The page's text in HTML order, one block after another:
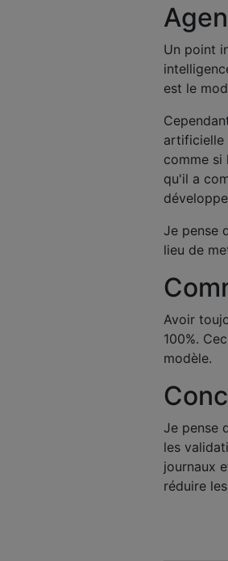
Un point
est le
artificielle
comme si
qu'il a
Je pense
lieu de
Avoir
100%.
modèle.
Je pense
les
journaux
réduire